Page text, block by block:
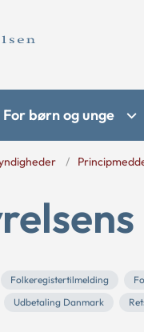
For børn og unge
Folkeregistertilmelding
Udbetaling Danmark